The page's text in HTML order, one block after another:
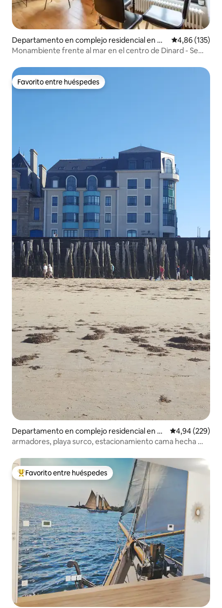
Departamento en complejo residencial en Di
nard
Calificación
4,86 (135)
Monambiente frente al mar en el centro de Dinard - Se
Favorito entre huéspedes
Favorito entre huéspedes
Departamento en complejo residencial en Sa
int-Malo
Calificación
4,94 (229)
armadores, playa surco, estacionamiento cama hecha Wi-
Favorito entre los huéspedes más destacados
Favorito entre huéspedes